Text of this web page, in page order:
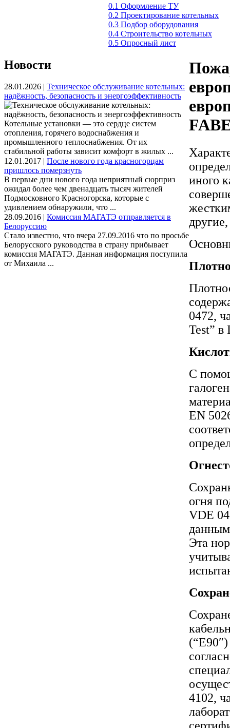
0.1 Оформление ТУ
0.2 Проектирование котельных
0.3 Подбор оборудования
0.4 Строительство котельных
0.5 Опросный лист
Новости
28.01.2026 | Техническое обслуживание котельных:
надёжность, безопасность и энергоэффективность
Котельные установки — это сердце систем
отопления, горячего водоснабжения и
промышленного теплоснабжения. От их
стабильной работы зависит комфорт в жилых ...
12.01.2017 | После нового года красногорцам
пришлось померзнуть
В первые дни нового года неприятный сюрприз
ожидал более чем двенадцать тысяч жителей
Подмосковного Красногорска, которые с
удивлением обнаружили, что ...
28.09.2016 | Комиссия МАГАТЭ отправляется в
Белоруссию
Стало известно, что вчера 27.09.2016 что по просьбе
Белорусского руководства в страну прибывает
комиссия МАГАТЭ. Данная информация поступила
от Михаила ...
иного
0472,
Test” в
С
EN
огня
VDE
Эта
4102,